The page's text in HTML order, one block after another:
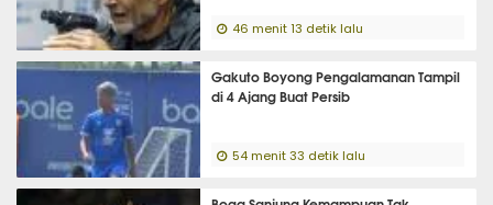
46 menit 13 detik lalu
Gakuto Boyong Pengalamanan Tampil
di 4 Ajang Buat Persib
54 menit 33 detik lalu